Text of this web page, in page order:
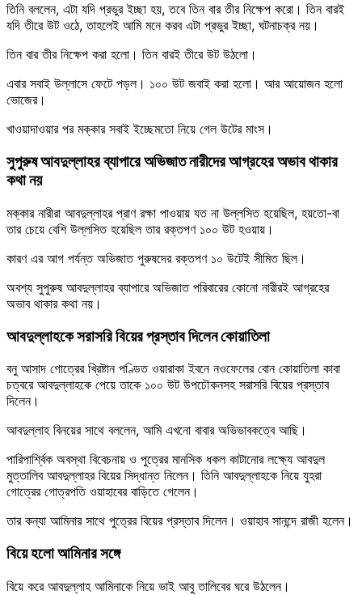
তিনি বললেন, এটা যদি প্রভুর ইচ্ছা হয়, তবে তিন বার তীর নিক্ষেপ করো। তিন বারই
যদি তীরে উট ওঠে, তাহলেই আমি মনে করব এটা প্রভুর ইচ্ছা, ঘটনাচক্র নয়।
তিন বার তীর নিক্ষেপ করা হলো। তিন বারই তীরে উট উঠলো।
এবার সবাই উল্লাসে ফেটে পড়ল। ১০০ উট জবাই করা হলো। আর আয়োজন হলো
ভোজের।
খাওয়াদাওয়ার পর মক্কার সবাই ইচ্ছেমতো নিয়ে গেল উটের মাংস।
সুপুরুষ আবদুল্লাহর ব্যাপারে অভিজাত নারীদের আগ্রহের অভাব থাকার
কথা নয়
মক্কার নারীরা আবদুল্লাহর প্রাণ রক্ষা পাওয়ায় যত না উল্লসিত হয়েছিল, হয়তো-বা
তার চেয়ে বেশি উল্লসিত হয়েছিল তার রক্তপণ ১০০ উট হওয়ায়।
কারণ এর আগ পর্যন্ত অভিজাত পুরুষদের রক্তপণ ১০ উটেই সীমিত ছিল।
অবশ্য সুপুরুষ আবদুল্লাহর ব্যাপারে অভিজাত পরিবারের কোনো নারীরই আগ্রহের
অভাব থাকার কথা নয়।
আবদুল্লাহকে সরাসরি বিয়ের প্রস্তাব দিলেন কোয়াতিলা
বনু আসাদ গোত্রের খ্রিষ্টান পণ্ডিত ওয়ারাকা ইবনে নওফেলের বোন কোয়াতিলা কাবা
চত্বরে আবদুল্লাহকে পেয়ে তাকে ১০০ উট উপঢৌকনসহ সরাসরি বিয়ের প্রস্তাব
দিলেন।
আবদুল্লাহ বিনয়ের সাথে বললেন, আমি এখনো বাবার অভিভাবকত্বে আছি।
পারিপার্শ্বিক অবস্থা বিবেচনায় ও পুত্রের মানসিক ধকল কাটানোর লক্ষ্যে আবদুল
মুত্তালিব আবদুল্লাহর বিয়ের সিদ্ধান্ত নিলেন। তিনি আবদুল্লাহকে নিয়ে যুহরা
গোত্রের গোত্রপতি ওয়াহাবের বাড়িতে গেলেন।
তার কন্যা আমিনার সাথে পুত্রের বিয়ের প্রস্তাব দিলেন। ওয়াহাব সানন্দে রাজী হলেন।
বিয়ে হলো আমিনার সঙ্গে
বিয়ে করে আবদুল্লাহ আমিনাকে নিয়ে ভাই আবু তালিবের ঘরে উঠলেন।